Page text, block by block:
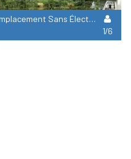
Emplacement Sans Électricité + Eau À Proximité
1/6